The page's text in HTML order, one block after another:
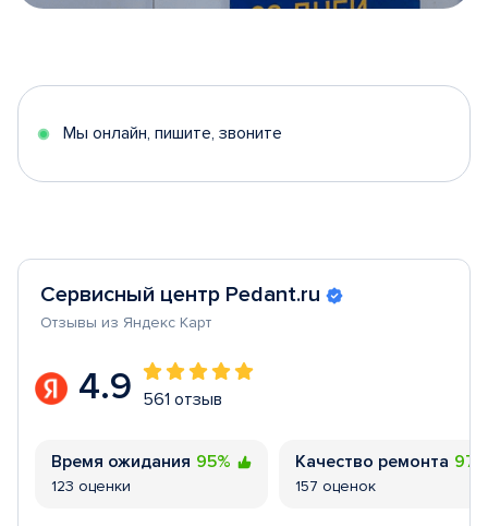
5
Мы онлайн, пишите, звоните
Сервисный центр Pedant.ru
Отзывы из Яндекс Карт
4.9 561 отзыв
Время ожидания 95%
123 оценки
Качество ремонта
157 оценок